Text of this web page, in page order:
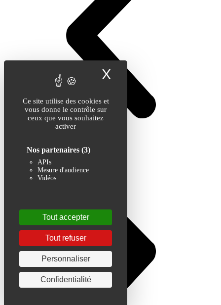
Ce site utilise des cookies et
vous donne le contrôle sur
ceux que vous souhaitez
activer
Nos partenaires (3)
APIs
Mesure d'audience
Vidéos
Tout accepter
Tout refuser
Personnaliser
Confidentialité
X Masquer le